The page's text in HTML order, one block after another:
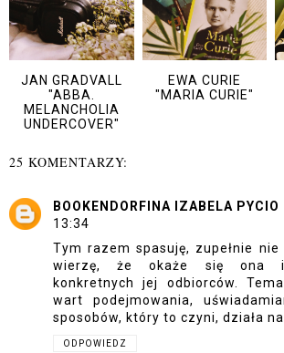
JAN GRADVALL
"ABBA.
MELANCHOLIA
UNDERCOVER"
EWA CURIE
"MARIA CURIE"
25 KOMENTARZY:
BOOKENDORFINA IZABELA PYCIO
13:34
Tym razem spasuję, zupełnie
wierzę, że okaże się ona
konkretnych jej odbiorców.
wart podejmowania,
sposobów, który to czyni, działa
ODPOWIEDZ